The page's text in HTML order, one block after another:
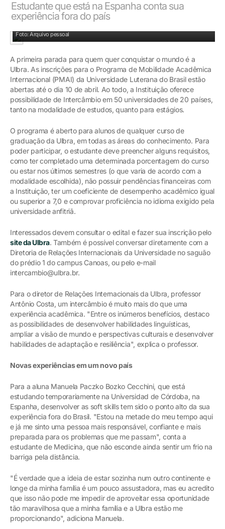
Estudante que está na Espanha conta sua
experiência fora do país
Foto: Arquivo pessoal
A primeira parada para quem quer conquistar o mundo é a
Ulbra. As inscrições para o Programa de Mobilidade Acadêmica
Internacional (PMAI) da Universidade Luterana do Brasil estão
abertas até o dia 10 de abril. Ao todo, a Instituição oferece
possibilidade de Intercâmbio em 50 universidades de 20 países,
tanto na modalidade de estudos, quanto para estágios.
O programa é aberto para alunos de qualquer curso de
graduação da Ulbra, em todas as áreas do conhecimento. Para
poder participar, o estudante deve preencher alguns requisitos,
como ter completado uma determinada porcentagem do curso
ou estar nos últimos semestres (o que varia de acordo com a
modalidade escolhida), não possuir pendências financeiras com
a Instituição, ter um coeficiente de desempenho acadêmico igual
ou superior a 7,0 e comprovar proficiência no idioma exigido pela
universidade anfitriã.
Interessados devem consultar o edital e fazer sua inscrição pelo
site da Ulbra. Também é possível conversar diretamente com a
Diretoria de Relações Internacionais da Universidade no saguão
do prédio 1 do campus Canoas, ou pelo e-mail
intercambio@ulbra.br.
Para o diretor de Relações Internacionais da Ulbra, professor
Antônio Costa, um intercâmbio é muito mais do que uma
experiência acadêmica. "Entre os inúmeros benefícios, destaco
as possibilidades de desenvolver habilidades linguísticas,
ampliar a visão de mundo e perspectivas culturais e desenvolver
habilidades de adaptação e resiliência", explica o professor.
Novas experiências em um novo país
Para a aluna Manuela Paczko Bozko Cecchini, que está
estudando temporariamente na Universidad de Córdoba, na
Espanha, desenvolver as soft skills tem sido o ponto alto da sua
experiência fora do Brasil. "Estou na metade do meu tempo aqui
e já me sinto uma pessoa mais responsável, confiante e mais
preparada para os problemas que me passam", conta a
estudante de Medicina, que não esconde ainda sentir um frio na
barriga pela distância.
"É verdade que a ideia de estar sozinha num outro continente e
longe da minha família é um pouco assustadora, mas eu acredito
que isso não pode me impedir de aproveitar essa oportunidade
tão maravilhosa que a minha família e a Ulbra estão me
proporcionando", adiciona Manuela.